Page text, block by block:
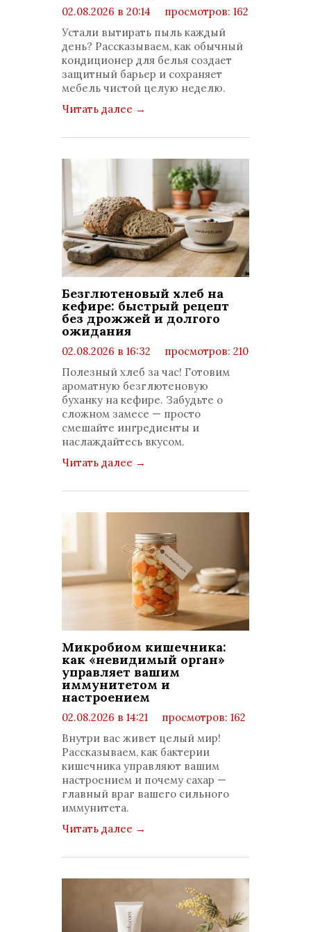
02.08.2026 в 20:14
просмотров: 162
Устали вытирать пыль каждый
день? Рассказываем, как обычный
кондиционер для белья создает
защитный барьер и сохраняет
мебель чистой целую неделю.
Читать далее →
Безглютеновый хлеб на
кефире: быстрый рецепт
без дрожжей и долгого
ожидания
02.08.2026 в 16:32
просмотров: 210
комментариев: 0
Полезный хлеб за час! Готовим
ароматную безглютеновую
буханку на кефире. Забудьте о
сложном замесе — просто
смешайте ингредиенты и
наслаждайтесь вкусом.
Читать далее →
Микробиом кишечника:
как «невидимый орган»
управляет вашим
иммунитетом и
настроением
02.08.2026 в 14:21
просмотров: 162
Внутри вас живет целый мир!
Рассказываем, как бактерии
кишечника управляют вашим
настроением и почему сахар —
главный враг вашего сильного
иммунитета.
Читать далее →